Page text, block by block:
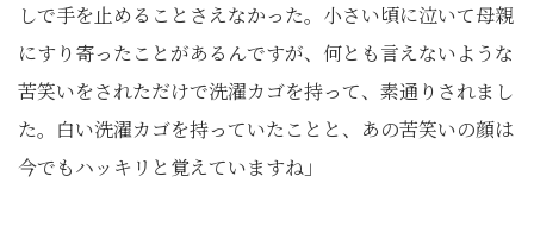
しで手を止めることさえなかった。小さい頃に泣いて母親
にすり寄ったことがあるんですが、何とも言えないような
苦笑いをされただけで洗濯カゴを持って、素通りされまし
た。白い洗濯カゴを持っていたことと、あの苦笑いの顔は
今でもハッキリと覚えていますね」